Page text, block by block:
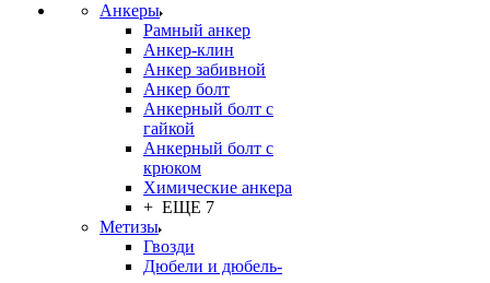
Анкеры
Рамный анкер
Анкер-клин
Анкер забивной
Анкер болт
Анкерный болт с
гайкой
Анкерный болт с
крюком
Химические анкера
+ ЕЩЕ 7
Метизы
Гвозди
Дюбели и дюбель-